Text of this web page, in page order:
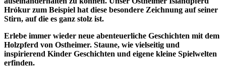
Hrókur zum Beispiel hat diese besondere Zeichnung auf seiner
Stirn, auf die es ganz stolz ist.
Erlebe immer wieder neue abenteuerliche Geschichten mit dem
Holzpferd von Ostheimer. Staune, wie vielseitig und
inspirierend Kinder Geschichten und eigene kleine Spielwelten
erfinden.